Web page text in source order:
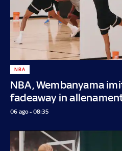
NBA, Wembanyama
fadeaway in
NBA
06 ago - 08:35